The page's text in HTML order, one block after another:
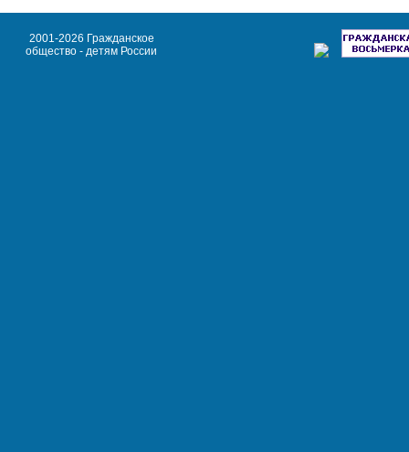
2001-2026 Гражданское
общество - детям России